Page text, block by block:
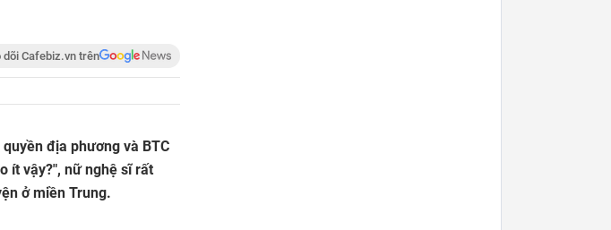
dõi Cafebiz.vn trên
địa phương và BTC
ít vậy?", nữ nghệ sĩ rất
ở miền Trung.